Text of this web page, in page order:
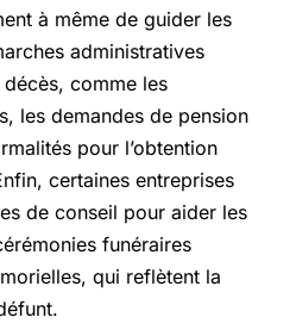
à même de guider les
administratives
comme les
les demandes de pension
pour l’obtention
certaines entreprises
de conseil pour aider les
funéraires
qui reflètent la